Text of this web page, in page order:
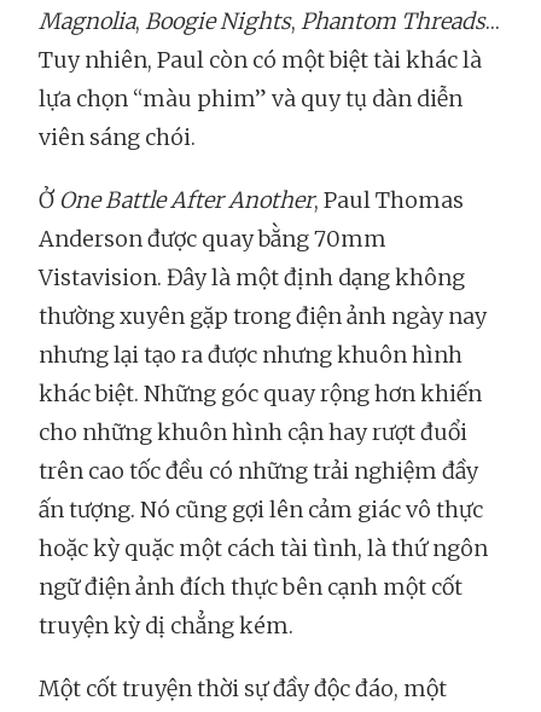
Magnolia, Boogie Nights, Phantom Threads…
Tuy nhiên, Paul còn có một biệt tài khác là
lựa chọn “màu phim” và quy tụ dàn diễn
viên sáng chói.
Ở One Battle After Another, Paul Thomas
Anderson được quay bằng 70mm
Vistavision. Đây là một định dạng không
thường xuyên gặp trong điện ảnh ngày nay
nhưng lại tạo ra được nhưng khuôn hình
khác biệt. Những góc quay rộng hơn khiến
cho những khuôn hình cận hay rượt đuổi
trên cao tốc đều có những trải nghiệm đầy
ấn tượng. Nó cũng gợi lên cảm giác vô thực
hoặc kỳ quặc một cách tài tình, là thứ ngôn
ngữ điện ảnh đích thực bên cạnh một cốt
truyện kỳ dị chẳng kém.
Một cốt truyện thời sự đầy độc đáo, một